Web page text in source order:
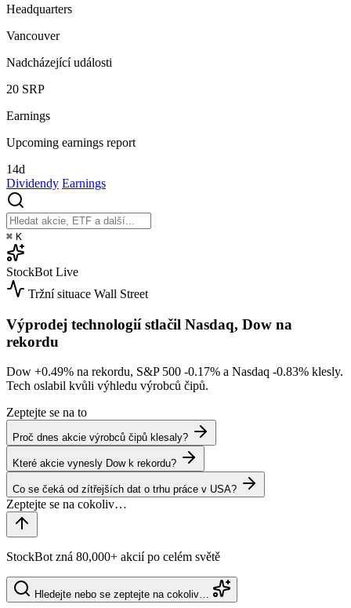
Headquarters
Vancouver
Nadcházející události
20 SRP
Earnings
Upcoming earnings report
14d
Dividendy Earnings
⌘ K
StockBot Live
Tržní situace Wall Street
Výprodej technologií stlačil Nasdaq, Dow na
rekordu
Dow +0.49% na rekordu, S&P 500 -0.17% a Nasdaq -0.83% klesly.
Tech oslabil kvůli výhledu výrobců čipů.
Zeptejte se na to
Proč dnes akcie výrobců čipů klesaly?
Které akcie vynesly Dow k rekordu?
Co se čeká od zítřejších dat o trhu práce v USA?
StockBot zná 80,000+ akcií po celém světě
Hledejte nebo se zeptejte na cokoliv…